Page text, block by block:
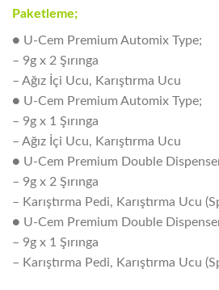
Paketleme;
● U-Cem Premium Automix Type;
– 9g x 2 Şırınga
– Ağız İçi Ucu, Karıştırma Ucu
● U-Cem Premium Automix Type;
– 9g x 1 Şırınga
– Ağız İçi Ucu, Karıştırma Ucu
● U-Cem Premium Double
– 9g x 2 Şırınga
– Karıştırma Pedi, Karıştırma Ucu
● U-Cem Premium Double
– 9g x 1 Şırınga
– Karıştırma Pedi, Karıştırma Ucu